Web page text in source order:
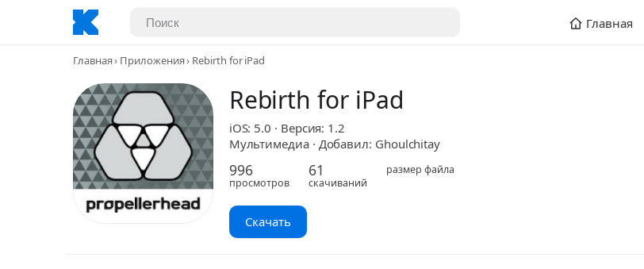
Главная
Главная Приложения Rebirth for iPad
Rebirth for iPad
iOS: 5.0 · Версия: 1.2
Мультимедиа · Добавил: Ghoulchitay
996
просмотров
61
скачиваний
размер файла
Скачать